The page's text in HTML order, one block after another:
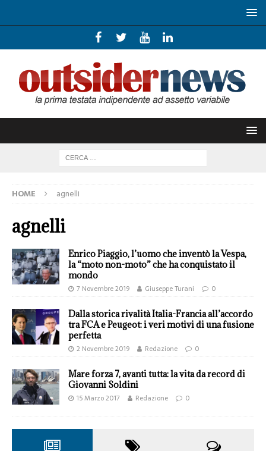
HOME agnelli
agnelli
Enrico Piaggio, l’uomo che inventò la Vespa,
la “moto non-moto” che ha conquistato il
mondo
7 Novembre 2019 Giuseppe Turani 0
Dalla storica rivalità Italia-Francia all’accordo
tra FCA e Peugeot: i veri motivi di una fusione
perfetta
2 Novembre 2019 Redazione 0
Mare forza 7, avanti tutta: la vita da record di
Giovanni Soldini
15 Marzo 2017 Redazione 0